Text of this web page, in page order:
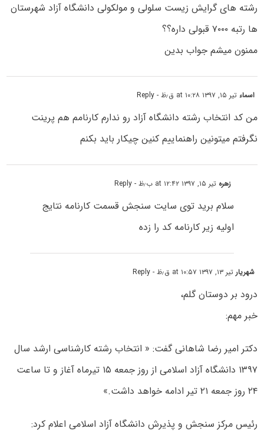
رشته های گرایش زیست سلولی و مولکولی دانشگاه آزاد شهرستان
ها رتبه ۷۰۰۰ قبولی داره؟؟
ممنون میشم جواب بدین
اسماءتیر ۱۵, ۱۳۹۷ at ۱۰:۲۸ ق٫ظ - Reply
من کد انتخاب رشته دانشگاه آزاد رو ندارم کارنامم هم پرینت
نگرفتم میتونین راهنماییم کنین چیکار باید بکنم
زهره تیر ۱۵, ۱۳۹۷ at ۱۲:۴۲ ب٫ظ - Reply
سلام برید توی سایت سنجش قسمت کارنامه نتایج
اولیه زیر کارنامه کد را زده
شهریارتیر ۱۳, ۱۳۹۷ at ۱۰:۵۷ ق٫ظ - Reply
درود بر دوستان گلم،
خبر مهم:
دکتر امیر رضا شاهانی گفت: « انتخاب رشته کارشناسی ارشد سال
۱۳۹۷ دانشگاه آزاد اسلامی از روز جمعه ۱۵ تیرماه آغاز و تا ساعت
۲۴ روز جمعه ۲۱ تیر ادامه خواهد داشت.»
رئیس مرکز سنجش و پذیرش دانشگاه آزاد اسلامی اعلام کرد: